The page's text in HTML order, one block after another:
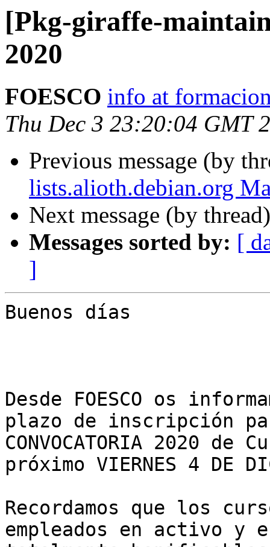
[Pkg-giraffe-
2020
FOESCO info at
Thu Dec 3 23:20:04 GMT
Previous message (by
lists.alioth.debian.org
Next message (by
Messages sorted by: [
]
Buenos días
Desde FOESCO os
plazo de inscripción
CONVOCATORIA 2020
próximo VIERNES 4 DE
Recordamos que los
empleados en activo y